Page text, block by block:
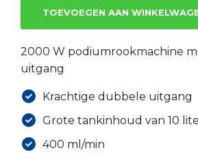
TOEVOEGEN AAN
2000 W podiumrookmachine
uitgang
Krachtige dubbele uitgang
Grote tankinhoud van 10
400 ml/min